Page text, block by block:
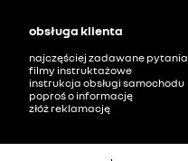
obsługa klienta
najczęściej zadawane pytania
filmy instruktażowe
instrukcja obsługi samochodu
poproś o informację
złóż reklamację